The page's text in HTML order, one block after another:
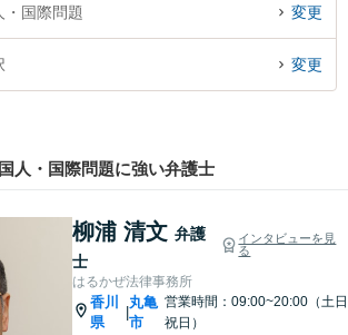
・国際問題 変更
変更
人・国際問題に強い弁護士
柳浦 清文 弁護
士
インタビューを見
る
はるかぜ法律事務所
香川
県
|
丸亀
市
営業時間：09:00~20:00（土日
祝日）